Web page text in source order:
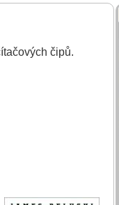
čipů.